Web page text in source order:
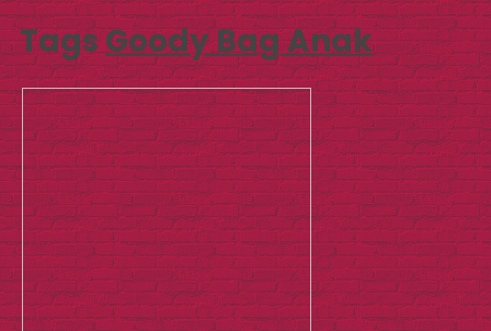
TagsGoody Bag Anak